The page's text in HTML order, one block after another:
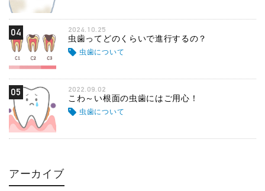
04 2024.10.25
虫歯ってどのくらいで進行するの？
虫歯について
05 2022.09.02
こわ～い根面の虫歯にはご用心！
虫歯について
アーカイブ